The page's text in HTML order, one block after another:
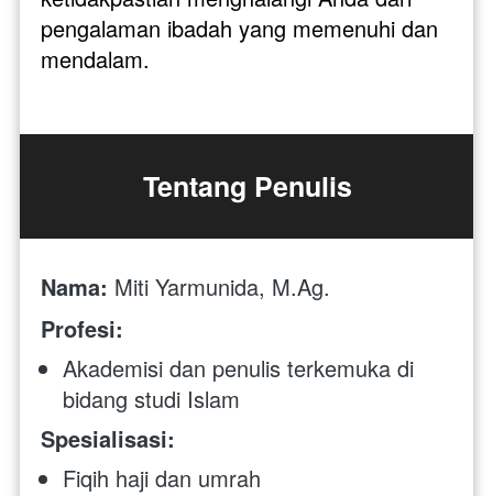
pengalaman ibadah yang memenuhi dan
mendalam.
Tentang Penulis
Nama: Miti Yarmunida, M.Ag.
Profesi:
Akademisi dan penulis terkemuka di
bidang studi Islam
Spesialisasi:
Fiqih haji dan umrah